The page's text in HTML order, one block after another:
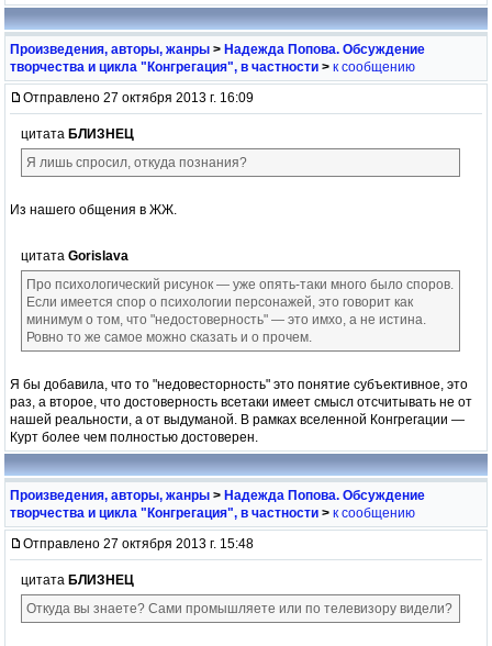
Произведения, авторы, жанры > Надежда Попова. Обсуждение
творчества и цикла "Конгрегация", в частности > к сообщению
Отправлено 27 октября 2013 г. 16:09
цитата БЛИЗНЕЦ
Я лишь спросил, откуда познания?
Из нашего общения в ЖЖ.
цитата Gorislava
Про психологический рисунок — уже опять-таки много было споров.
Если имеется спор о психологии персонажей, это говорит как
минимум о том, что "недостоверность" — это имхо, а не истина.
Ровно то же самое можно сказать и о прочем.
Я бы добавила, что то "недовесторность" это понятие субъективное, это
раз, а второе, что достоверность всетаки имеет смысл отсчитывать не от
нашей реальности, а от выдуманой. В рамках вселенной Конгрегации —
Курт более чем полностью достоверен.
Произведения, авторы, жанры > Надежда Попова. Обсуждение
творчества и цикла "Конгрегация", в частности > к сообщению
Отправлено 27 октября 2013 г. 15:48
цитата БЛИЗНЕЦ
Откуда вы знаете? Сами промышляете или по телевизору видели?